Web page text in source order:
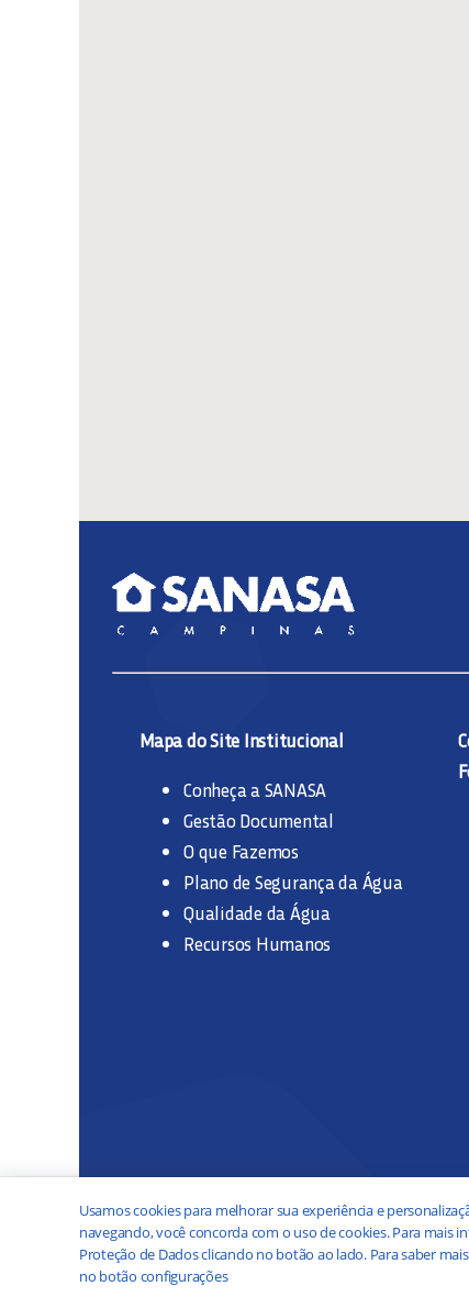
Mapa do Site Institucional
Conheça a SANASA
Gestão Documental
O que Fazemos
Plano de Segurança da Água
Qualidade da Água
Recursos Humanos
Usamos cookies para melhorar sua experiência e
navegando, você concorda com o uso de cookies. Para mais
Proteção de Dados clicando no botão ao lado. Para saber
no botão configurações